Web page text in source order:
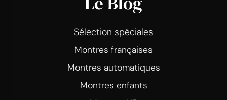
Sélection spéciales
Montres françaises
Montres automatiques
Montres enfants